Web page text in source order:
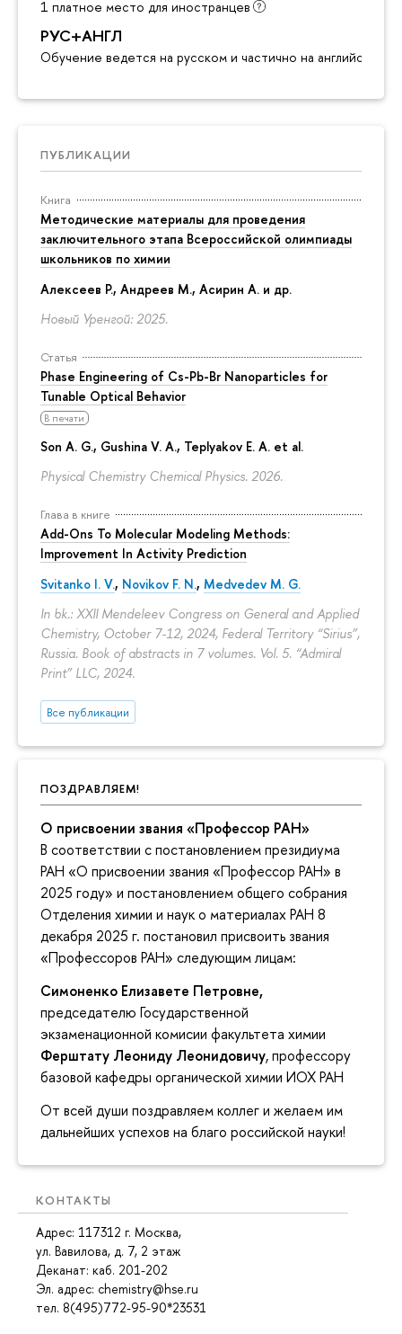
1 платное место для иностранцев
РУС+АНГЛ
Обучение ведется на русском и частично на английском
ПУБЛИКАЦИИ
Книга
Методические материалы для проведения
заключительного этапа Всероссийской олимпиады
школьников по химии
Алексеев Р., Андреев М., Асирин А. и др.
Новый Уренгой: 2025.
Статья
Phase Engineering of Cs-Pb-Br Nanoparticles for
Tunable Optical Behavior
В печати
Son A. G., Gushina V. A., Teplyakov E. A. et al.
Physical Chemistry Chemical Physics. 2026.
Глава в книге
Add-Ons To Molecular Modeling Methods:
Improvement In Activity Prediction
Svitanko I. V., Novikov F. N., Medvedev M. G.
In bk.: XXII Mendeleev Congress on General and Applied
Chemistry, October 7-12, 2024, Federal Territory “Sirius”,
Russia. Book of abstracts in 7 volumes. Vol. 5. “Admiral
Print” LLC, 2024.
Все публикации
ПОЗДРАВЛЯЕМ!
О присвоении звания «Профессор РАН»
В соответствии с постановлением президиума
РАН «О присвоении звания «Профессор РАН» в
2025 году» и постановлением общего собрания
Отделения химии и наук о материалах РАН 8
декабря 2025 г. постановил присвоить звания
«Профессоров РАН» следующим лицам:
Симоненко Елизавете Петровне,
председателю Государственной
экзаменационной комисии факультета химии
Ферштату Леониду Леонидовичу, профессору
базовой кафедры органической химии ИОХ РАН
От всей души поздравляем коллег и желаем им
дальнейших успехов на благо российской науки!
КОНТАКТЫ
Адрес: 117312 г. Москва,
ул. Вавилова, д. 7, 2 этаж
Деканат: каб. 201-202
Эл. адрес: chemistry@hse.ru
тел. 8(495)772-95-90*23531